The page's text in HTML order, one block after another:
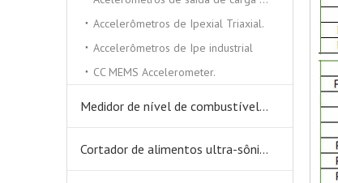
Accelerômetros de Ipexial Triaxial.
Accelerômetros de Ipe industrial
CC MEMS Accelerometer.
Medidor de nível de combustível ultra-sônico
Cortador de alimentos ultra-sônicos